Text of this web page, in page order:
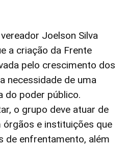
Joelson Silva
a criação da Frente
pelo crescimento dos
necessidade de uma
do poder público.
o grupo deve atuar de
e instituições que
de enfrentamento, além